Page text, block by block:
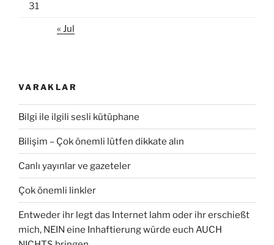
31
« Jul
VARAKLAR
Bilgi ile ilgili sesli kütüphane
Bilişim – Çok önemli lütfen dikkate alın
Canlı yayınlar ve gazeteler
Çok önemli linkler
Entweder ihr legt das Internet lahm oder ihr erschießt
mich, NEIN eine Inhaftierung würde euch AUCH